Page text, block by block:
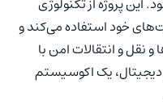
خود استفاده می‌کند و
و نقل و انتقالات امن با
یک اکوسیستم